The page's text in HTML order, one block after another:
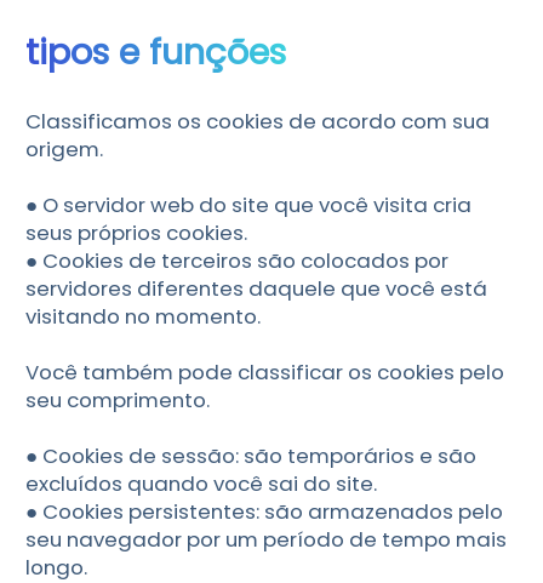
tipos e funções
Classificamos os cookies de acordo com sua
origem.
● O servidor web do site que você visita cria
seus próprios cookies.
● Cookies de terceiros são colocados por
servidores diferentes daquele que você está
visitando no momento.
Você também pode classificar os cookies pelo
seu comprimento.
● Cookies de sessão: são temporários e são
excluídos quando você sai do site.
● Cookies persistentes: são armazenados pelo
seu navegador por um período de tempo mais
longo.